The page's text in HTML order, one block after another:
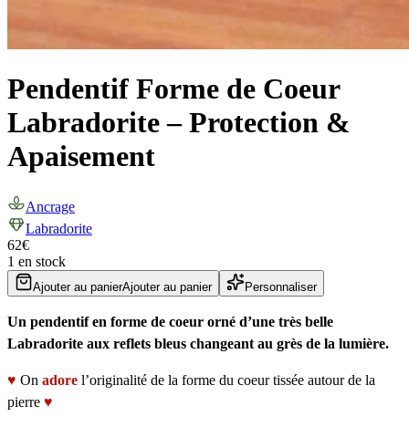
Pendentif Forme de Coeur
Labradorite – Protection &
Apaisement
Ancrage
Labradorite
62€
1 en stock
Ajouter au panierAjouter au panier Personnaliser
Un pendentif en forme de coeur orné d’une très belle
Labradorite aux reflets bleus changeant au grès de la lumière.
♥ On adore l’originalité de la forme du coeur tissée autour de la
pierre ♥